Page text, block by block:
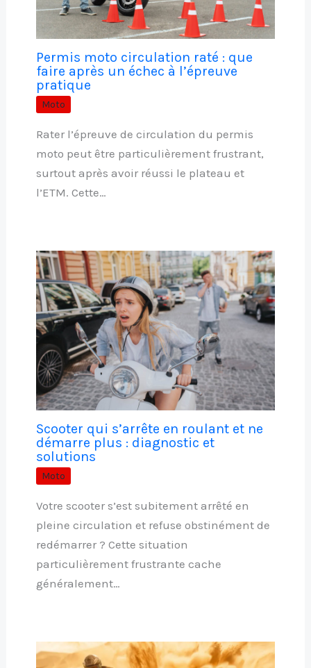
Permis moto circulation raté : que
faire après un échec à l’épreuve
pratique
Moto
Rater l’épreuve de circulation du permis
moto peut être particulièrement frustrant,
surtout après avoir réussi le plateau et
l’ETM. Cette…
Scooter qui s’arrête en roulant et ne
démarre plus : diagnostic et
solutions
Moto
Votre scooter s’est subitement arrêté en
pleine circulation et refuse obstinément de
redémarrer ? Cette situation
particulièrement frustrante cache
généralement…